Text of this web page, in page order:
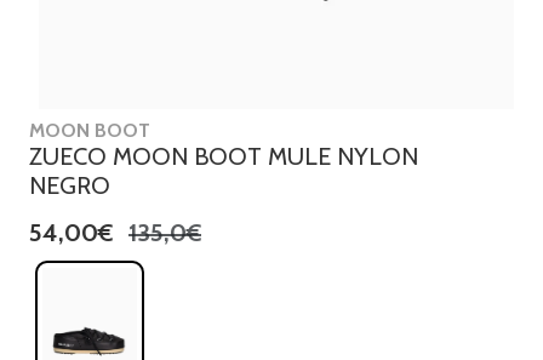
MOON BOOT
ZUECO MOON BOOT MULE NYLON
NEGRO
54,00€ 135,0€